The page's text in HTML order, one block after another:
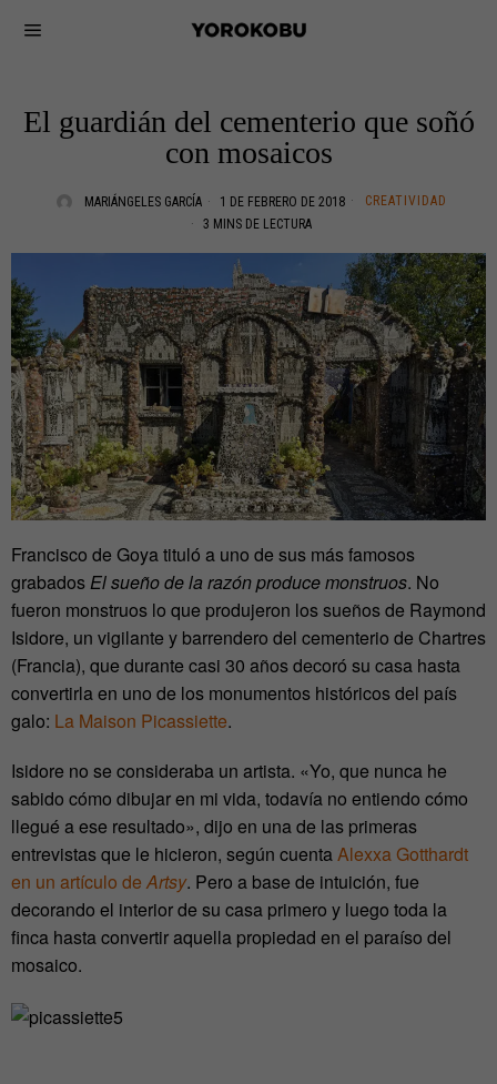
El guardián del cementerio que soñó
con mosaicos
MARIÁNGELES GARCÍA 1 DE FEBRERO DE 2018
CREATIVIDAD
3 MINS DE LECTURA
Francisco de Goya tituló a uno de sus más famosos
grabadosEl sueño de la razón produce monstruos. No
fueron monstruos lo que produjeron los sueños de Raymond
Isidore, un vigilante y barrendero del cementerio de Chartres
(Francia), que durante casi 30 años decoró su casa hasta
convertirla en uno de los monumentos históricos del país
galo: La Maison Picassiette.
Isidore no se consideraba un artista. «Yo, que nunca he
sabido cómo dibujar en mi vida, todavía no entiendo cómo
llegué a ese resultado», dijo en una de las primeras
entrevistas que le hicieron, según cuentaAlexxa Gotthardt
en un artículo deArtsy. Pero a base de intuición, fue
decorando el interior de su casa primero y luego toda la
finca hasta convertir aquella propiedad en el paraíso del
mosaico.